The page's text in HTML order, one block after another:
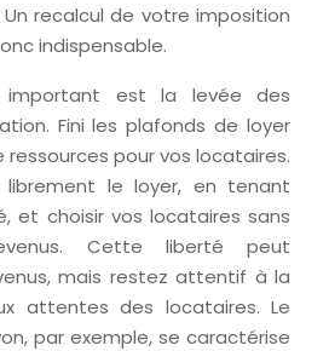
recalcul de votre imposition
indispensable.
est la levée des
Fini les plafonds de loyer
pour vos locataires.
librement le loyer, en tenant
et choisir vos locataires sans
Cette liberté peut
mais restez attentif à la
attentes des locataires. Le
par exemple, se caractérise